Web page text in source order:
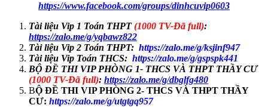
https://www.facebook.com/groups/dinhcuvip0603
Tài liệu Vip 1 Toán THPT(1000 TV-Đã full):
https://zalo.me/g/yqbawz822
Tài liệu Vip 2 Toán THPT: https://zalo.me/g/ksjinf947
Tài liệu Vip Toán THCS: https://zalo.me/g/gspspk441
BỘ ĐỀ THI VIP PHÒNG 1- THCS VÀ THPT THẦY CƯ
(1000 TV-Đã full): https://zalo.me/g/dbglfg480
BỘ ĐỀ THI VIP PHÒNG 2- THCS VÀ THPT THẦY
CƯ: https://zalo.me/g/utgtgq957